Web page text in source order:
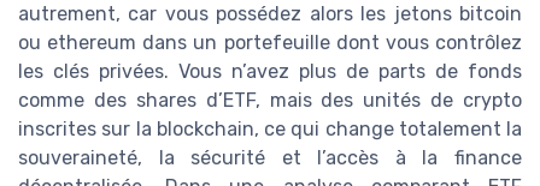
autrement, car vous possédez alors les jetons bitcoin
ou ethereum dans un portefeuille dont vous contrôlez
les clés privées. Vous n’avez plus de parts de fonds
comme des shares d’ETF, mais des unités de crypto
inscrites sur la blockchain, ce qui change totalement la
souveraineté, la sécurité et l’accès à la finance